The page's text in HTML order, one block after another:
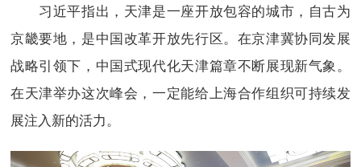
习近平指出，天津是一座开放包容的城市，自古为
京畿要地，是中国改革开放先行区。在京津冀协同发展
战略引领下，中国式现代化天津篇章不断展现新气象。
在天津举办这次峰会，一定能给上海合作组织可持续发
展注入新的活力。